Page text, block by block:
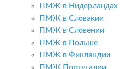
ПМЖ в Нидерландах
ПМЖ в Словакии
ПМЖ в Словении
ПМЖ в Польше
ПМЖ в Финляндии
ПМЖ Португалии